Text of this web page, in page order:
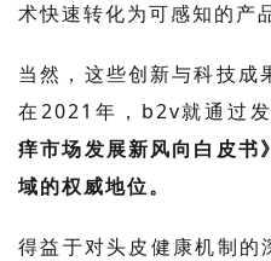
术快速转化为可感知的产
当然，这些创新与科技成
在2021年， b2v就通过
痒市场发展新风向白皮书》
域的权威地位。
得益于对头皮健康机制的